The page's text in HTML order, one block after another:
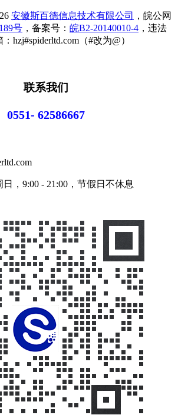
安徽斯百德信息技术有限公司
，皖公网
号 ，备案号： 皖B2-20140010-4 ，违法
hzj#spiderltd.com（#改为@）
联系我们
0551- 62586667
，9:00 - 21:00，节假日不休息